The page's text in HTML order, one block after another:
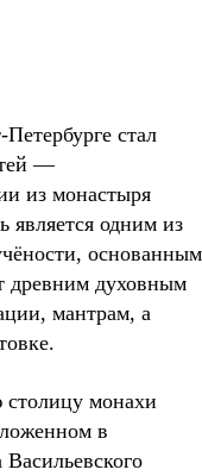
стал
—
из монастыря
является одним из
основанным
древним духовным
мантрам, а
столицу монахи
в